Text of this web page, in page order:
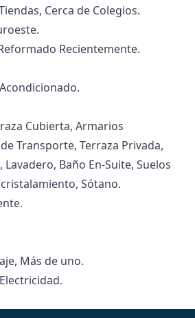
Cerca de Colegios.
Recientemente.
Cubierta, Armarios
Transporte, Terraza Privada,
‌Lavadero, Baño En-Suite, Suelos
Sótano.
Más ‌de ‌uno.